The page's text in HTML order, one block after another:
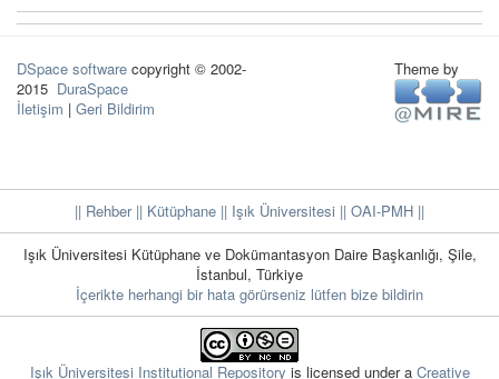
DSpace software copyright © 2002-
2015 DuraSpace
İletişim | Geri Bildirim
Theme by
|| Rehber|| Kütüphane || Işık Üniversitesi || OAI-PMH ||
Işık Üniversitesi Kütüphane ve Dokümantasyon Daire Başkanlığı, Şile,
İstanbul, Türkiye
İçerikte herhangi bir hata görürseniz lütfen bize bildirin
Işık Üniversitesi Institutional Repository is licensed under a Creative